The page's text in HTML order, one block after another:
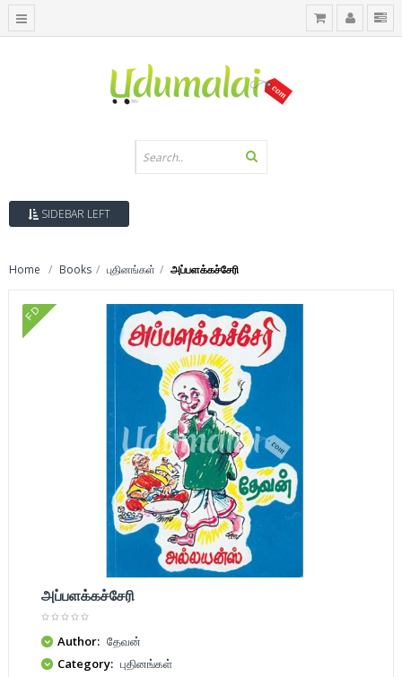
SIDEBAR LEFT
Home Books புதினங்கள் அப்பளக்கச்சேரி
FD
அப்பளக்கச்சேரி
Author: தேவன்
Category: புதினங்கள்